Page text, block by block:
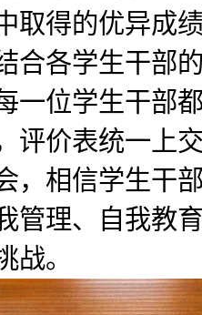
取得的优异成
合各学生干部
一位学生干部
评价表统一上
，相信学生干
管理、自我教
战。